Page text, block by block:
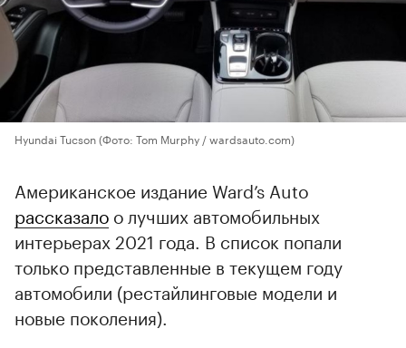
Hyundai Tucson(Фото: Tom Murphy / wardsauto.com)
Американское издание Ward’s Auto
рассказало о лучших автомобильных
интерьерах 2021 года. В список попали
только представленные в текущем году
автомобили (рестайлинговые модели и
новые поколения).